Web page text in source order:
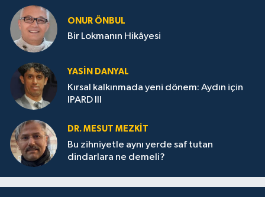
ONUR ÖNBUL
Bir Lokmanın Hikâyesi
YASIN DANYAL
Kırsal kalkınmada yeni dönem: Aydın için
IPARD III
DR. MESUT MEZKIT
Bu zihniyetle aynı yerde saf tutan
dindarlara ne demeli?